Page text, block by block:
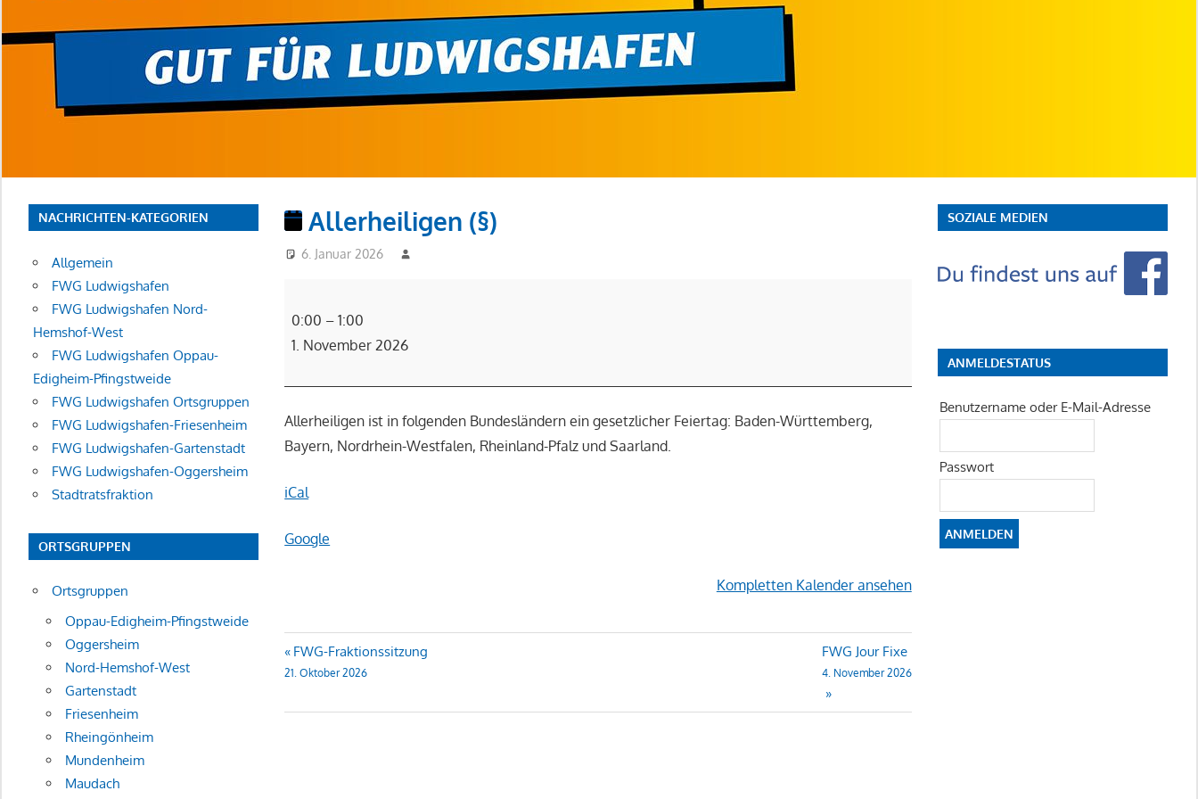
Allerheiligen (§)
6. Januar 2026
(§)
0:00 –1:00
1. November 2026
Allerheiligen ist in folgenden Bundesländern ein gesetzlicher Feiertag: Baden-Württemberg,
Bayern, Nordrhein-Westfalen, Rheinland-Pfalz und Saarland.
iCal
Google
Kompletten Kalender ansehen
Beitragsnavigation
FWG-Fraktionssitzung
21. Oktober 2026
FWG Jour Fixe
4. November 2026
NACHRICHTEN-KATEGORIEN
Allgemein
FWG Ludwigshafen
FWG Ludwigshafen Nord-
Hemshof-West
FWG Ludwigshafen Oppau-
Edigheim-Pfingstweide
FWG Ludwigshafen Ortsgruppen
FWG Ludwigshafen-Friesenheim
FWG Ludwigshafen-Gartenstadt
FWG Ludwigshafen-Oggersheim
Stadtratsfraktion
ORTSGRUPPEN
Ortsgruppen
Oppau-Edigheim-Pfingstweide
Oggersheim
Nord-Hemshof-West
Gartenstadt
Friesenheim
Rheingönheim
Mundenheim
Maudach
SOZIALE MEDIEN
ANMELDESTATUS
Benutzername oder E-Mail-Adresse
Passwort